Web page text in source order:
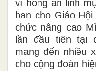
vì hồng ân linh
ban cho Giáo
chức nâng cao
lần đầu tiên tại
mang đến nhiều
cho cộng đoàn